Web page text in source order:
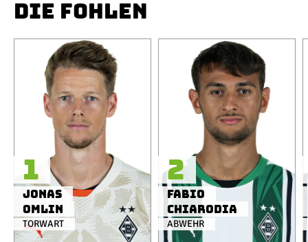
DIE FOHLEN
TORWART
Jonas
Omlin
1
ABWEHR
Fabio
Chiarodia
2